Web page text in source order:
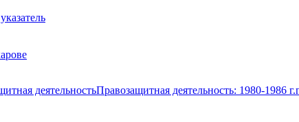
деятельностьПравозащитная деятельность: 1980-1986